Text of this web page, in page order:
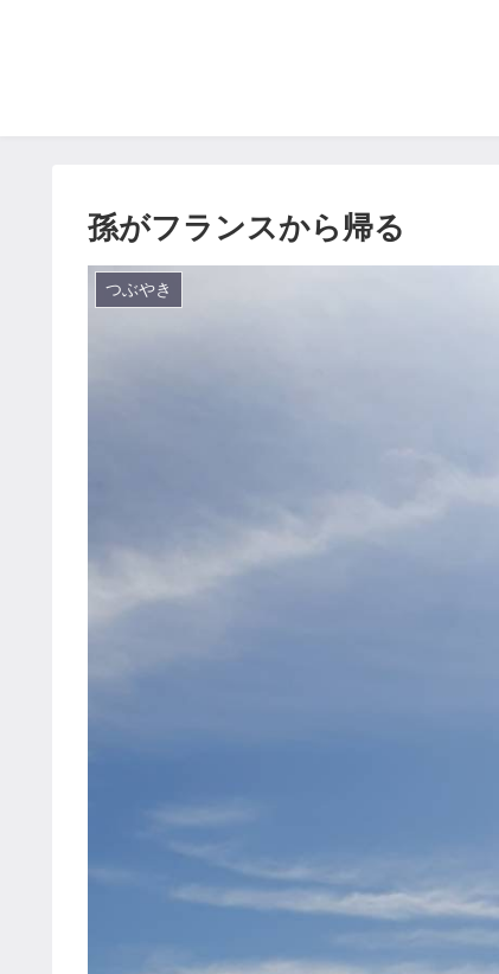
孫がフランスから帰る
つぶやき